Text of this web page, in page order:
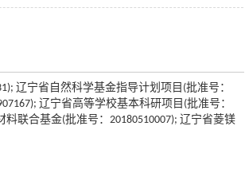
辽宁省自然科学基金指导计划项目(批准号：
辽宁省高等学校基本科研项目(批准号：
料联合基金(批准号：20180510007); 辽宁省菱镁